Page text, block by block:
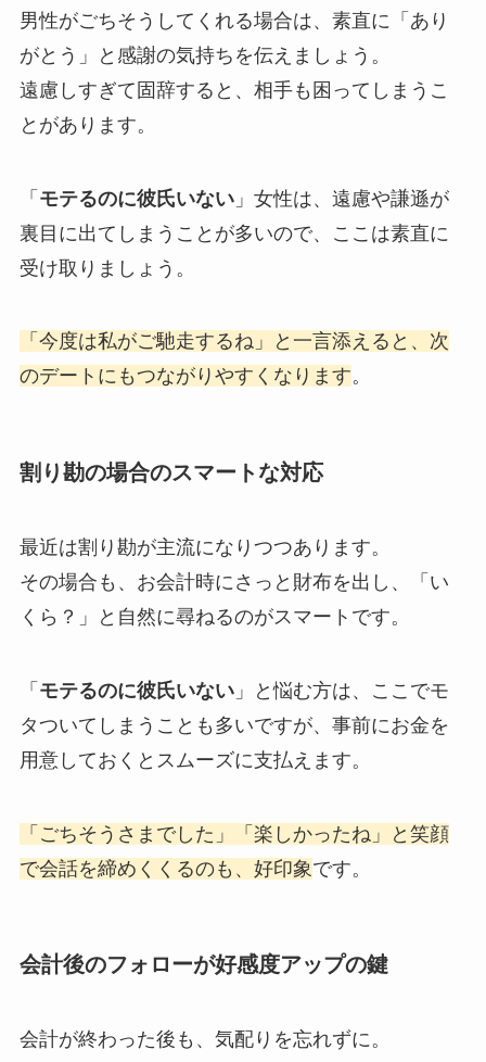
男性がごちそうしてくれる場合は、素直に「あり
がとう」と感謝の気持ちを伝えましょう。
遠慮しすぎて固辞すると、相手も困ってしまうこ
とがあります。
「 モテるのに彼氏いない」女性は、遠慮や謙遜が
裏目に出てしまうことが多いので、ここは素直に
受け取りましょう。
「今度は私がご馳走するね」と一言添えると、次
のデートにもつながりやすくなります。
割り勘の場合のスマートな対応
最近は割り勘が主流になりつつあります。
その場合も、お会計時にさっと財布を出し、「い
くら？」と自然に尋ねるのがスマートです。
「 モテるのに彼氏いない」と悩む方は、ここでモ
タついてしまうことも多いですが、事前にお金を
用意しておくとスムーズに支払えます。
「ごちそうさまでした」「楽しかったね」と笑顔
で会話を締めくくるのも、好印象 です。
会計後のフォローが好感度アップの鍵
会計が終わった後も、気配りを忘れずに。